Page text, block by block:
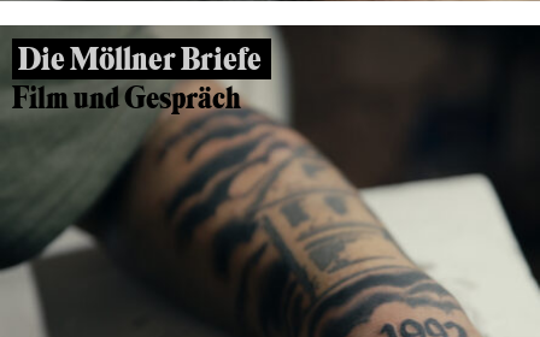
Die Möllner Briefe
Film und Gespräch